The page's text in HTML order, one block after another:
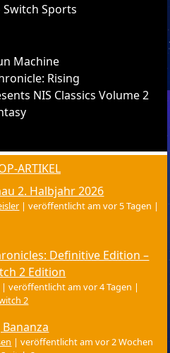
Sports
Machine
Rising
NIS Classics Volume 2
ARTIKEL
2. Halbjahr 2026
|veröffentlicht am vor 5 Tagen |
Definitive Edition –
2 Edition
|veröffentlicht am vor 4 Tagen |
2
|veröffentlicht am vor 2 Wochen